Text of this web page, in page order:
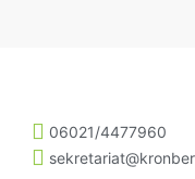
06021/4477960